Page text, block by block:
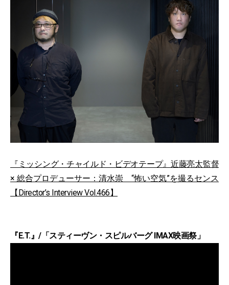
『ミッシング・チャイルド・ビデオテープ』近藤亮太監督
× 総合プロデューサー：清水崇 “怖い空気”を撮るセンス
【Director’s Interview Vol.466】
『E.T.』/「スティーヴン・スピルバーグ IMAX映画祭」